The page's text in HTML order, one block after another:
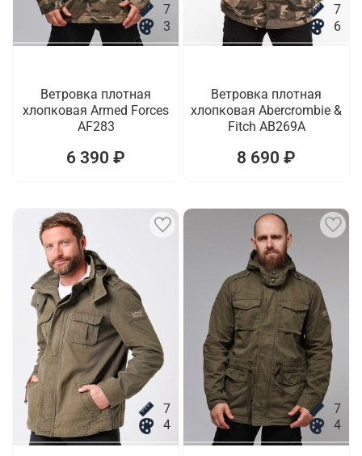
7
3
Ветровка плотная
хлопковая Armed Forces
AF283
6 390 ₽
7
6
Ветровка плотная
хлопковая Abercrombie &
Fitch AB269A
8 690 ₽
7
4
7
4